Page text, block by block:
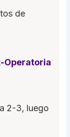
de
Operatoria
2-3, luego